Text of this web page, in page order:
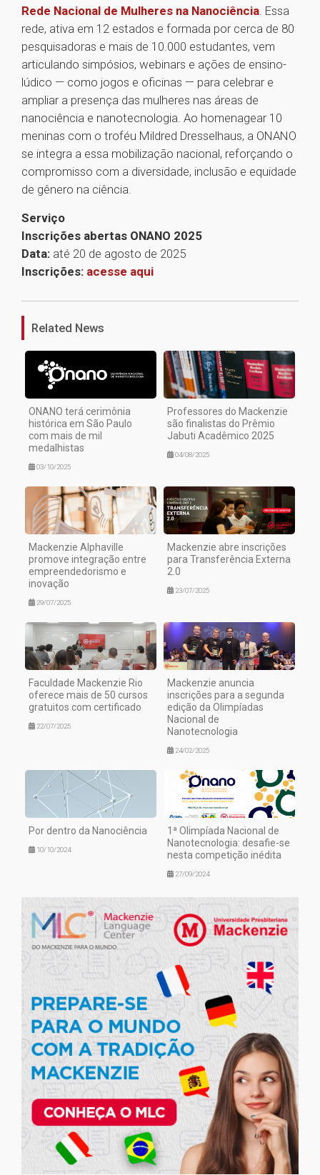
Rede Nacional de Mulheres na Nanociência. Essa
rede, ativa em 12 estados e formada por cerca de 80
pesquisadoras e mais de 10.000 estudantes, vem
articulando simpósios, webinars e ações de ensino-
lúdico — como jogos e oficinas — para celebrar e
ampliar a presença das mulheres nas áreas de
nanociência e nanotecnologia. Ao homenagear 10
meninas com o troféu Mildred Dresselhaus, a ONANO
se integra a essa mobilização nacional, reforçando o
compromisso com a diversidade, inclusão e equidade
de gênero na ciência.
Serviço
Inscrições abertas ONANO 2025
Data: até 20 de agosto de 2025
Inscrições: acesse aqui
Related News
ONANO terá cerimônia
histórica em São Paulo
com mais de mil
medalhistas
03/10/2025
Professores do Mackenzie
são finalistas do Prêmio
Jabuti Acadêmico 2025
04/08/2025
Mackenzie Alphaville
promove integração entre
empreendedorismo e
inovação
29/07/2025
Mackenzie abre inscrições
para Transferência Externa
2.0
23/07/2025
Faculdade Mackenzie Rio
oferece mais de 50 cursos
gratuitos com certificado
22/07/2025
Mackenzie anuncia
inscrições para a segunda
edição da Olimpíadas
Nacional de
Nanotecnologia
24/02/2025
Por dentro da Nanociência
10/10/2024
1ª Olimpíada Nacional de
Nanotecnologia: desafie-se
nesta competição inédita
27/09/2024